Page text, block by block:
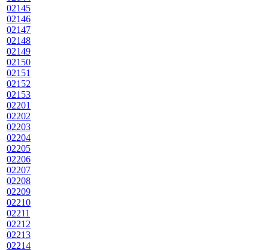
02145
02146
02147
02148
02149
02150
02151
02152
02153
02201
02202
02203
02204
02205
02206
02207
02208
02209
02210
02211
02212
02213
02214